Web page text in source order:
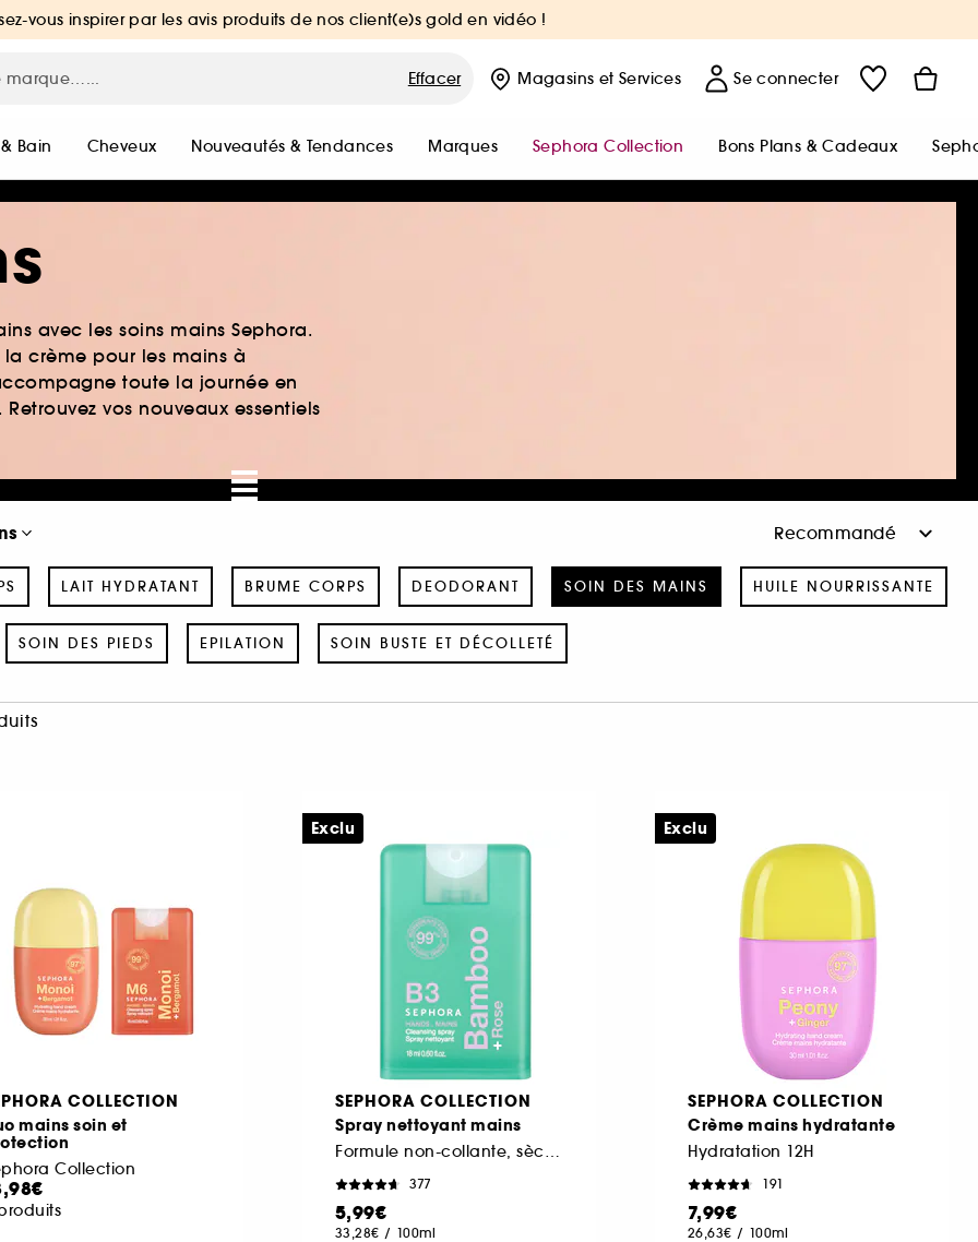
vous inspirer par les avis produits de nos client(e)s gold en vidéo !
Effacer Magasins et Services Se connecter
Bain Cheveux Nouveautés & Tendances Marques Sephora Collection Bons Plans & Cadeaux
avec les soins mains Sephora.
crème pour les mains à
toute la journée en
vos nouveaux essentiels
LAIT HYDRATANT BRUME CORPS DEODORANT SOIN DES MAINS HUILE NOURRISSANTE
SOIN DES PIEDS EPILATION SOIN BUSTE ET DÉCOLLETÉ
COLLECTION
mains soin et
Collection
SEPHORA COLLECTION
Spray nettoyant mains
377
5,99€
33,28€ / 100ml
Exclu
SEPHORA COLLECTION
Crème mains hydratante
Hydratation 12H
191
7,99€
26,63€ / 100ml
Exclu